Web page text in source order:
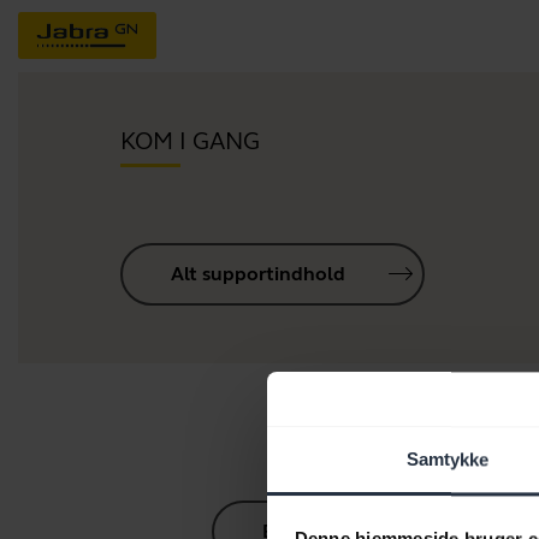
Samtykke
KOM I GANG
Alt supportindhold
Bluetooth parringsguide